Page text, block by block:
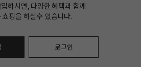
하시면, 다양한 혜택과 함께
쇼핑을 하실수 있습니다.
로그인